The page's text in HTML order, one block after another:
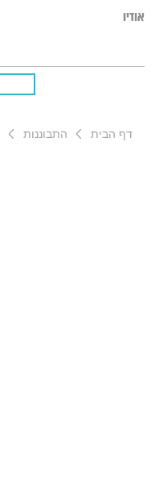
אודיו
דף הבית התבוננות